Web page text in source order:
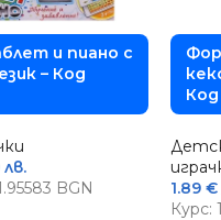
и пиано с
– Код
BGN
1.89 €
Курс: